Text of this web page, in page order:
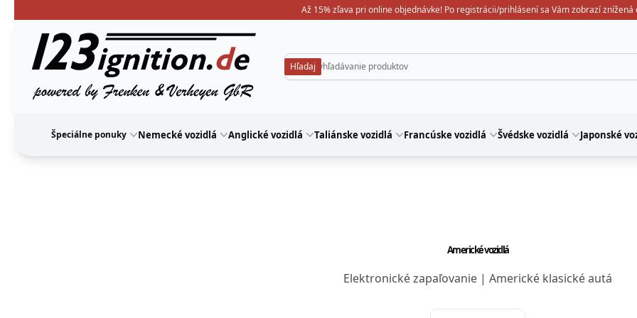
Až 15% zľava pri online objednávke! Po registrácii/prihlásení sa Vám zobrazí znížená
123ignition
Špeciálne ponuky Nemecké vozidlá Anglické vozidlá Taliánske vozidlá Francúske vozidlá Švédske vozidlá Japonské
Americké vozidlá
Elektronické zapaľovanie | Americké klasické autá